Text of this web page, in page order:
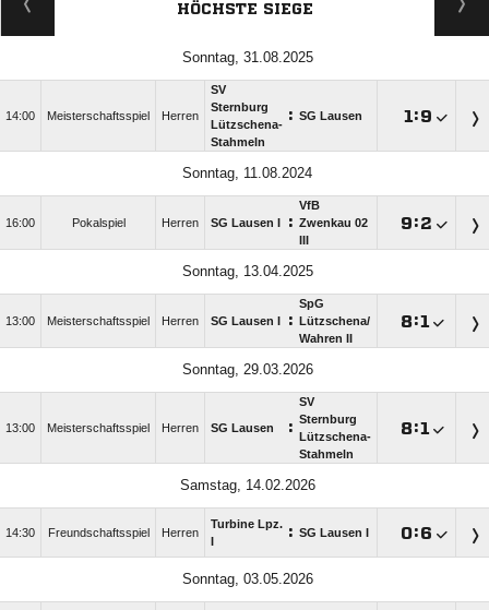
HÖCHSTE SIEGE
Sonntag, 31.08.2025
14:00 Meisterschaftsspiel Herren
SV
Sternburg
Lützschena-
Stahmeln
: SG Lausen :
Sonntag, 11.08.2024
16:00 Pokalspiel Herren SG Lausen I :
VfB
Zwenkau 02
:
Sonntag, 13.04.2025
13:00 Meisterschaftsspiel Herren SG Lausen I :
SpG
Lützschena/​
Wahren II
:
Sonntag, 29.03.2026
13:00 Meisterschaftsspiel Herren SG Lausen :
SV
Sternburg
Lützschena-
Stahmeln
:
Samstag, 14.02.2026
14:30 Freundschaftsspiel Herren
Turbine Lpz. : SG Lausen I :
Sonntag, 03.05.2026